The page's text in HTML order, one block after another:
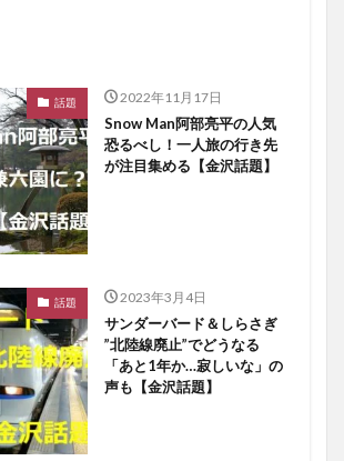
話題 2022年11月17日
Snow Man阿部亮平の人気
恐るべし！一人旅の行き先
が注目集める【金沢話題】
話題 2023年3月4日
サンダーバード＆しらさぎ
”北陸線廃止”でどうなる
「あと1年か…寂しいな」の
声も【金沢話題】